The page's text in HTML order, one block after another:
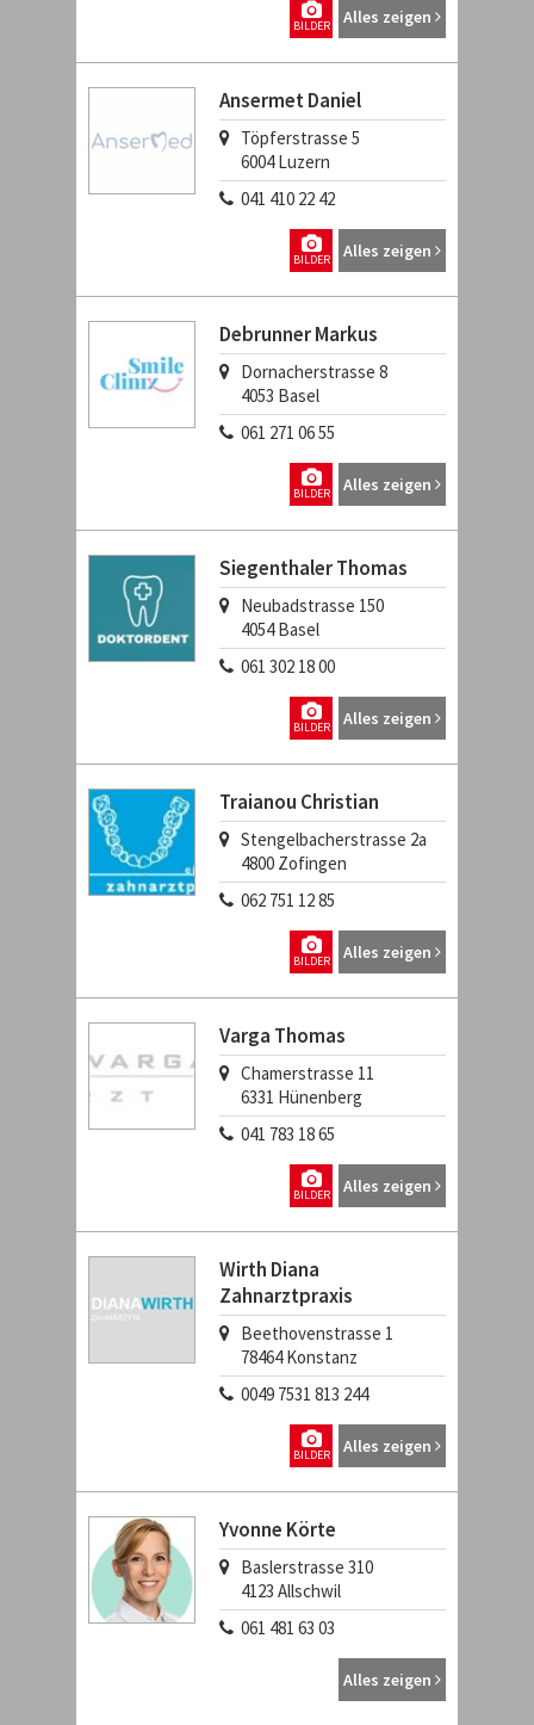
Alles zeigen
BILDER
Ansermet Daniel
Töpferstrasse 5
6004 Luzern
041 410 22 42
Alles zeigen
BILDER
Debrunner Markus
Dornacherstrasse 8
4053 Basel
061 271 06 55
Alles zeigen
BILDER
Siegenthaler Thomas
Neubadstrasse 150
4054 Basel
061 302 18 00
Alles zeigen
BILDER
Traianou Christian
Stengelbacherstrasse 2a
4800 Zofingen
062 751 12 85
Alles zeigen
BILDER
Varga Thomas
Chamerstrasse 11
6331 Hünenberg
041 783 18 65
Alles zeigen
BILDER
Wirth Diana
Zahnarztpraxis
Beethovenstrasse 1
78464 Konstanz
0049 7531 813 244
Alles zeigen
BILDER
Yvonne Körte
Baslerstrasse 310
4123 Allschwil
061 481 63 03
Alles zeigen